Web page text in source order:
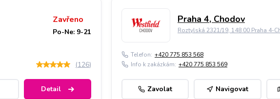
Zavřeno
Po-Ne: 9-21
(126)
Detail
Praha 4, Chodov
Roztylská 2321/19, 148 00 Praha 4-
Telefon: +420 775 853 568
Info k zakázkám: +420 775 853 569
Zavolat Navigovat